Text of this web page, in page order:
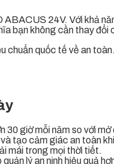
24V. Với khả
bạn không cần thay
quốc tế về an
30 giờ mỗi năm so với
tạo cảm giác an toàn
mái trong mọi thời tiết.
lý an ninh hiệu quả